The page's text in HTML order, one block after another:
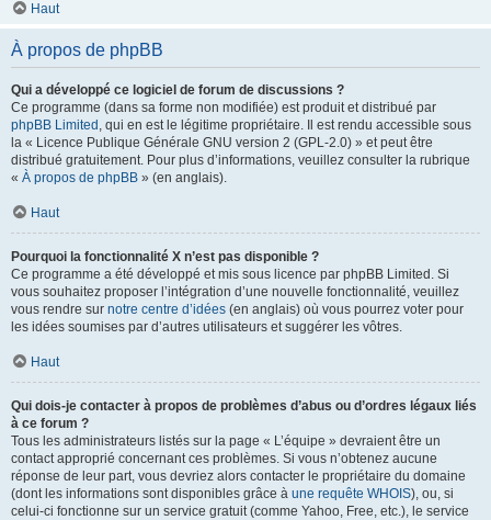
Haut
À propos de phpBB
Qui a développé ce logiciel de forum de discussions ?
Ce programme (dans sa forme non modifiée) est produit et distribué par
phpBB Limited , qui en est le légitime propriétaire. Il est rendu accessible sous
la « Licence Publique Générale GNU version 2 (GPL-2.0) » et peut être
distribué gratuitement. Pour plus d’informations, veuillez consulter la rubrique
« À propos de phpBB » (en anglais).
Haut
Pourquoi la fonctionnalité X n’est pas disponible ?
Ce programme a été développé et mis sous licence par phpBB Limited. Si
vous souhaitez proposer l’intégration d’une nouvelle fonctionnalité, veuillez
vous rendre sur notre centre d’idées (en anglais) où vous pourrez voter pour
les idées soumises par d’autres utilisateurs et suggérer les vôtres.
Haut
Qui dois-je contacter à propos de problèmes d’abus ou d’ordres légaux liés
à ce forum ?
Tous les administrateurs listés sur la page « L’équipe » devraient être un
contact approprié concernant ces problèmes. Si vous n’obtenez aucune
réponse de leur part, vous devriez alors contacter le propriétaire du domaine
(dont les informations sont disponibles grâce à une requête WHOIS), ou, si
celui-ci fonctionne sur un service gratuit (comme Yahoo, Free, etc.), le service